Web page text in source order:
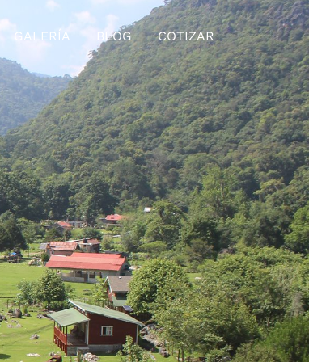
GALERÍA BLOG COTIZAR